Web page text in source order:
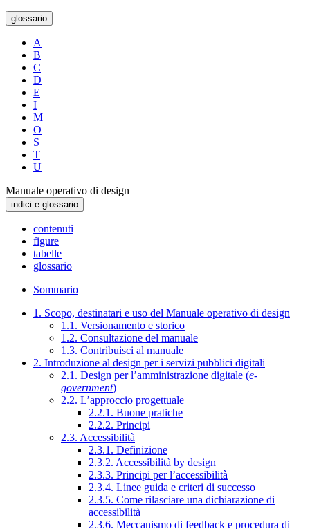
glossario
A
B
C
D
E
I
M
O
S
T
U
Manuale operativo di design
indici e glossario
contenuti
figure
tabelle
glossario
Sommario
1. Scopo, destinatari e uso del Manuale operativo di design
1.1. Versionamento e storico
1.2. Consultazione del manuale
1.3. Contribuisci al manuale
2. Introduzione al design per i servizi pubblici digitali
2.1. Design per l’amministrazione digitale (e-
government)
2.2. L’approccio progettuale
2.2.1. Buone pratiche
2.2.2. Principi
2.3. Accessibilità
2.3.1. Definizione
2.3.2. Accessibilità by design
2.3.3. Principi per l’accessibilità
2.3.4. Linee guida e criteri di successo
2.3.5. Come rilasciare una dichiarazione di
accessibilità
2.3.6. Meccanismo di feedback e procedura di